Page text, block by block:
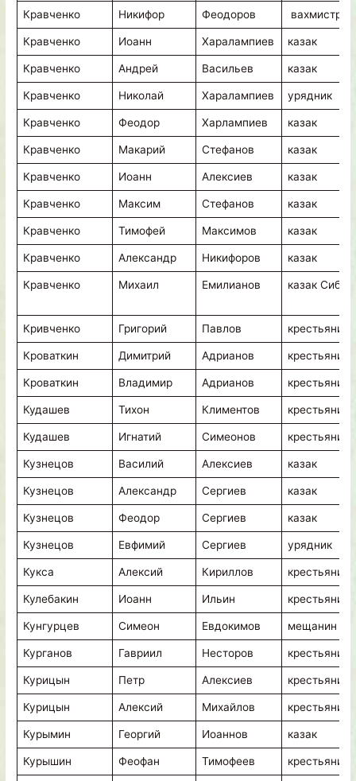
Кравченко Никифор Феодоров вахмистр
Кравченко Иоанн Харалампиев казак
Кравченко Андрей Васильев казак
Кравченко Николай Харалампиев урядник
Кравченко Феодор Харлампиев казак
Кравченко Макарий Стефанов казак
Кравченко Иоанн Алексиев казак
Кравченко Максим Стефанов казак
Кравченко Тимофей Максимов казак
Кравченко Александр Никифоров казак
Кравченко Михаил Емилианов казак
Кривченко Григорий Павлов крестьянин
Кроваткин Димитрий Адрианов крестьянин
Кроваткин Владимир Адрианов крестьянин
Кудашев Тихон Климентов крестьянин
Кудашев Игнатий Симеонов крестьянин
Кузнецов Василий Алексиев казак
Кузнецов Александр Сергиев казак
Кузнецов Феодор Сергиев казак
Кузнецов Евфимий Сергиев урядник
Кукса Алексий Кириллов крестьянин
Кулебакин Иоанн Ильин крестьянин
Кунгурцев Симеон Евдокимов мещанин
Курганов Гавриил Несторов крестьянин
Курицын Петр Алексиев крестьянин
Курицын Алексий Михайлов крестьянин
Курымин Георгий Иоаннов казак
Курышин Феофан Тимофеев крестьянин